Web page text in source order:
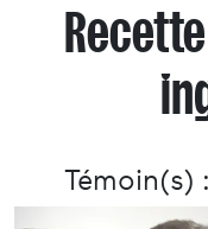
Témoin(s) :